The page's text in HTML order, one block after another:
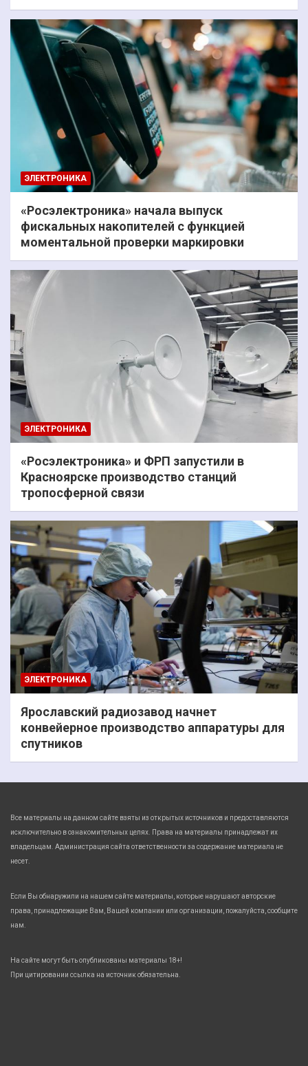
ЭЛЕКТРОНИКА
«Росэлектроника» начала выпуск
фискальных накопителей с функцией
моментальной проверки маркировки
ЭЛЕКТРОНИКА
«Росэлектроника» и ФРП запустили в
Красноярске производство станций
тропосферной связи
ЭЛЕКТРОНИКА
Ярославский радиозавод начнет
конвейерное производство аппаратуры для
спутников
Все материалы на данном сайте взяты из открытых источников и предоставляются
исключительно в ознакомительных целях. Права на материалы принадлежат их
владельцам. Администрация сайта ответственности за содержание материала не
несет.
Если Вы обнаружили на нашем сайте материалы, которые нарушают авторские
права, принадлежащие Вам, Вашей компании или организации, пожалуйста, сообщите
нам.
На сайте могут быть опубликованы материалы 18+!
При цитировании ссылка на источник обязательна.